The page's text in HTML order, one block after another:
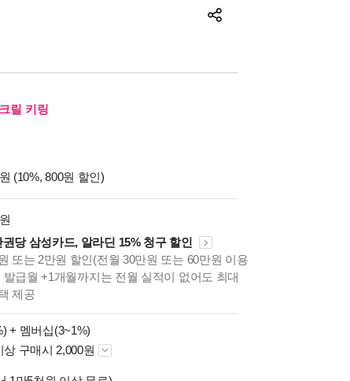
릴 키링
(10%, 800원 할인)
당 삼성카드, 알라딘 15% 청구 할인
또는 2만원 할인(전월 30만원 또는 60만원 이용
발급월 +1개월까지는 전월 실적이 없어도 최대
제공
+ 멤버십(3~1%)
상 구매시 2,000원